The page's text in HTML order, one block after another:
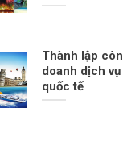
Thành lập
doanh dịch
quốc tế